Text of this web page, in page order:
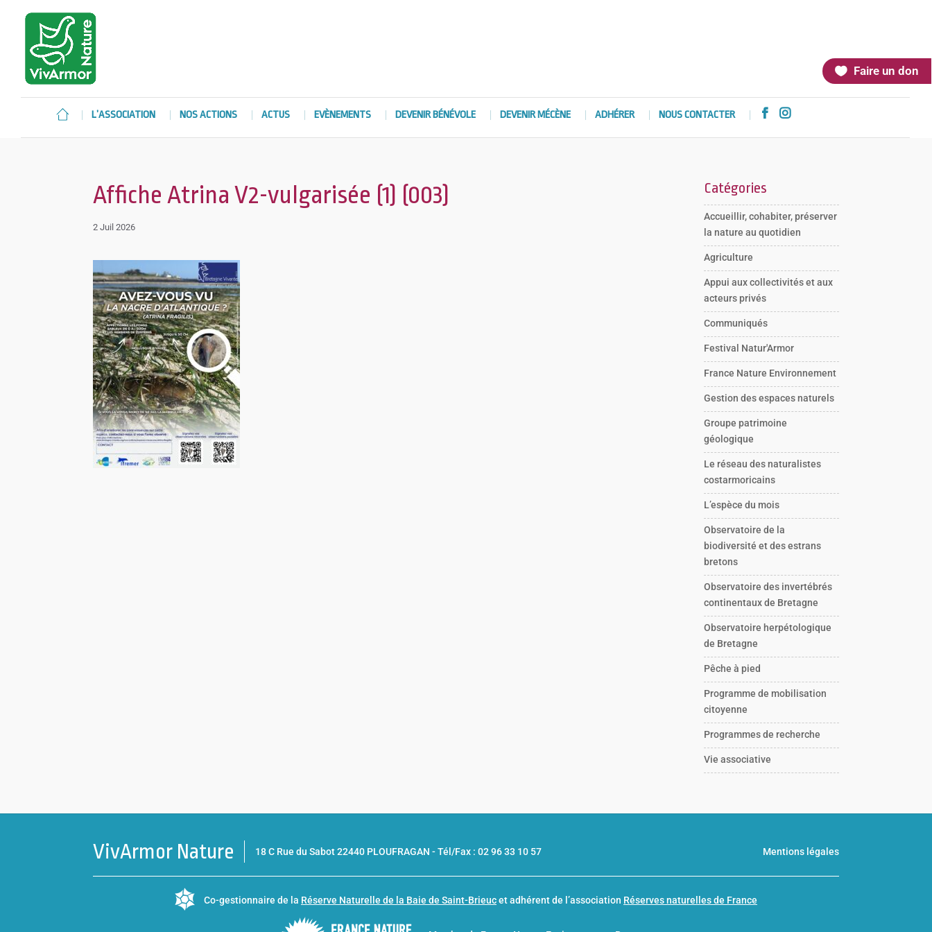
Faire un don
L’ASSOCIATION NOS ACTIONS ACTUS EVÈNEMENTS DEVENIR BÉNÉVOLE DEVENIR MÉCÈNE ADHÉRER NOUS CONTACTER  
Affiche Atrina V2-vulgarisée (1) (003)
2 Juil 2026
Catégories
Accueillir, cohabiter, préserver
la nature au quotidien
Agriculture
Appui aux collectivités et aux
acteurs privés
Communiqués
Festival Natur'Armor
France Nature Environnement
Gestion des espaces naturels
Groupe patrimoine
géologique
Le réseau des naturalistes
costarmoricains
L’espèce du mois
Observatoire de la
biodiversité et des estrans
bretons
Observatoire des invertébrés
continentaux de Bretagne
Observatoire herpétologique
de Bretagne
Pêche à pied
Programme de mobilisation
citoyenne
Programmes de recherche
Vie associative
VivArmor Nature 18 C Rue du Sabot 22440 PLOUFRAGAN -Tél/Fax : 02 96 33 10 57 Mentions légales
Co-gestionnaire de la Réserve Naturelle de la Baie de Saint-Brieucet adhérent de l’association Réserves naturelles de France